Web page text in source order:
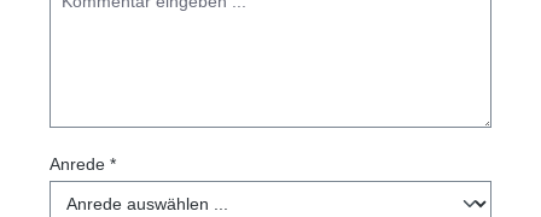
Anrede *